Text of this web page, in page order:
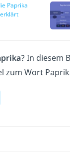
Paprika
? In diesem
zum Wort